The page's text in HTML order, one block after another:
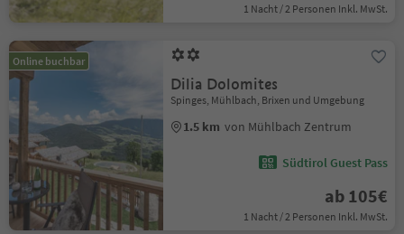
1 Nacht / 2 Personen Inkl. MwSt.
Online buchbar
Dilia Dolomites
Spinges, Mühlbach, Brixen und Umgebung
1.5 km von Mühlbach Zentrum
Südtirol Guest Pass
ab 105€
1 Nacht / 2 Personen Inkl. MwSt.